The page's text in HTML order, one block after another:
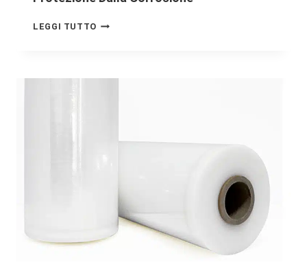
LEGGI TUTTO